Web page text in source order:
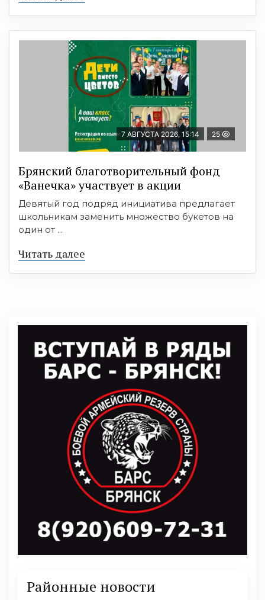
7 АВГУСТА 2026, 15:14 25
Брянский благотворительный фонд
«Ванечка» участвует в акции
Девятый год подряд инициатива предлагает
школьникам заменить множество букетов на
один от ...
Читать далее
Районные новости